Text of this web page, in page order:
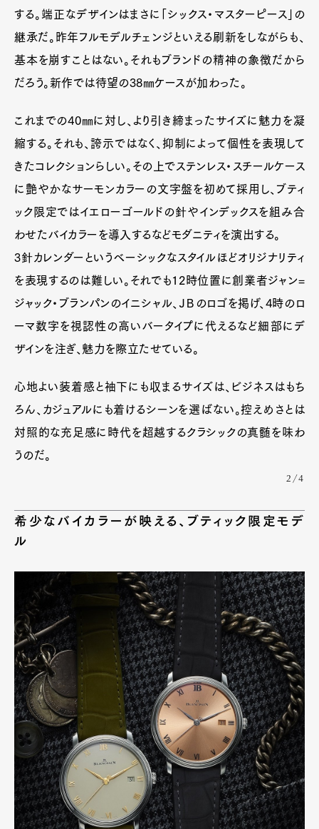
Art&DesignWatchFashion
ProductCultureLifestyle
Pen Membership
Magazine
Official Columnist
About
Pen international Pen tw
する。端正なデザインはまさに「シックス・マスターピース」の
継承だ。昨年フルモデルチェンジといえる刷新をしながらも、
基本を崩すことはない。それもブランドの精神の象徴だから
だろう。新作では待望の38㎜ケースが加わった。
これまでの40㎜に対し、より引き締まったサイズに魅力を凝
縮する。それも、誇示ではなく、抑制によって個性を表現して
きたコレクションらしい。その上でステンレス・スチールケース
に艶やかなサーモンカラーの文字盤を初めて採用し、ブティ
ック限定ではイエローゴールドの針やインデックスを組み合
わせたバイカラーを導入するなどモダニティを演出する。
3針カレンダーというベーシックなスタイルほどオリジナリティ
を表現するのは難しい。それでも12時位置に創業者ジャン=
ジャック・ブランパンのイニシャル、ＪＢのロゴを掲げ、4時のロ
ーマ数字を視認性の高いバータイプに代えるなど細部にデ
ザインを注ぎ、魅力を際立たせている。
心地よい装着感と袖下にも収まるサイズは、ビジネスはもち
ろん、カジュアルにも着けるシーンを選ばない。控えめさとは
対照的な充足感に時代を超越するクラシックの真髄を味わ
うのだ。
2/4
希少なバイカラーが映える、ブティック限定モデ
ル